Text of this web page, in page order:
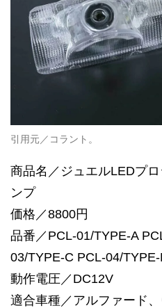
引用元／コラント。
商品名／ジュエルLEDプ
ンプ
価格／8800円
品番／PCL-01/TYPE-A
03/TYPE-C PCL-04/
動作電圧／DC12V
適合車種／アルファード